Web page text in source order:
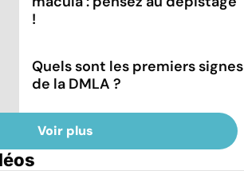
!
Quels sont les premiers signes
de la DMLA ?
Voir plus